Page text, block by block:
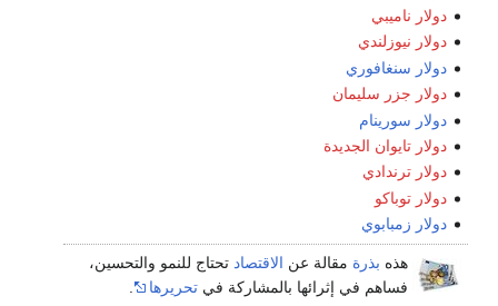
دولار ناميبي
دولار نيوزلندي
دولار سنغافوري
دولار جزر سليمان
دولار سورينام
دولار تايوان الجديدة
دولار ترندادي
دولار توباكو
دولار زمبابوي
هذه بذرة مقالة عن الاقتصاد تحتاج للنمو والتحسين،
فساهم في إثرائها بالمشاركة في تحريرها .